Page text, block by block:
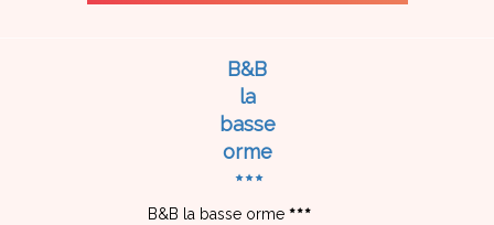
B&B
la
basse
orme
B&B la basse orme